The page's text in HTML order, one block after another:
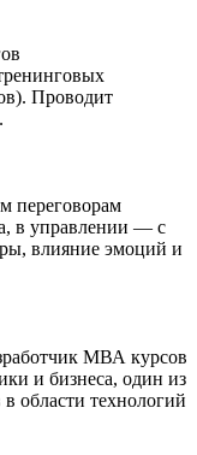
Проводит
переговорам
в управлении — с
влияние эмоций и
МВА курсов
и бизнеса, один из
области технологий